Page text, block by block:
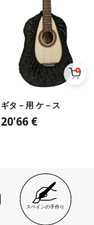
ギタ－用 ケ－ス
20'66 €
スペインの手作り